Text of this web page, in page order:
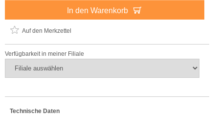
In den Warenkorb
Auf den Merkzettel
Verfügbarkeit in meiner Filiale
Technische Daten